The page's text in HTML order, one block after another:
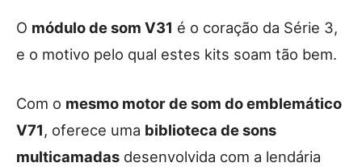
O módulo de som V31 é o coração da Série 3,
e o motivo pelo qual estes kits soam tão bem.
Com o mesmo motor de som do emblemático
V71, oferece uma biblioteca de sons
multicamadas desenvolvida com a lendária